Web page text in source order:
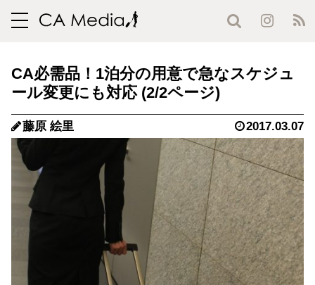
toggle
CA必需品！1泊分の用意で急なスケジュ
ール変更にも対応 (2/2ページ)
藤原 絵里 2017.03.07